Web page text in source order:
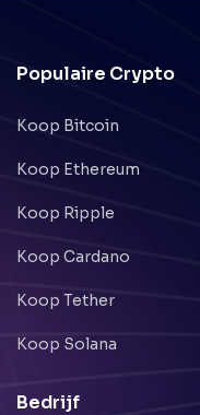
Populaire Crypto
Koop Bitcoin
Koop Ethereum
Koop Ripple
Koop Cardano
Koop Tether
Koop Solana
Bedrijf